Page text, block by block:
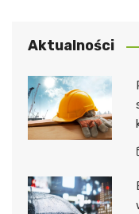
Aktualności